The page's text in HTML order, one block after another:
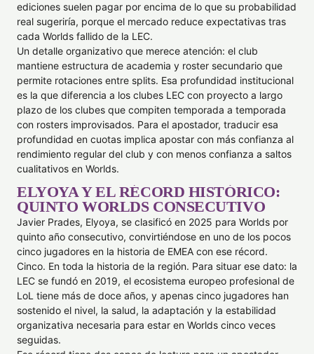
ediciones suelen pagar por encima de lo que su probabilidad
real sugeriría, porque el mercado reduce expectativas tras
cada Worlds fallido de la LEC.
Un detalle organizativo que merece atención: el club
mantiene estructura de academia y roster secundario que
permite rotaciones entre splits. Esa profundidad institucional
es la que diferencia a los clubes LEC con proyecto a largo
plazo de los clubes que compiten temporada a temporada
con rosters improvisados. Para el apostador, traducir esa
profundidad en cuotas implica apostar con más confianza al
rendimiento regular del club y con menos confianza a saltos
cualitativos en Worlds.
ELYOYA Y EL RÉCORD HISTÓRICO:
QUINTO WORLDS CONSECUTIVO
Javier Prades, Elyoya, se clasificó en 2025 para Worlds por
quinto año consecutivo, convirtiéndose en uno de los pocos
cinco jugadores en la historia de EMEA con ese récord.
Cinco. En toda la historia de la región. Para situar ese dato: la
LEC se fundó en 2019, el ecosistema europeo profesional de
LoL tiene más de doce años, y apenas cinco jugadores han
sostenido el nivel, la salud, la adaptación y la estabilidad
organizativa necesaria para estar en Worlds cinco veces
seguidas.